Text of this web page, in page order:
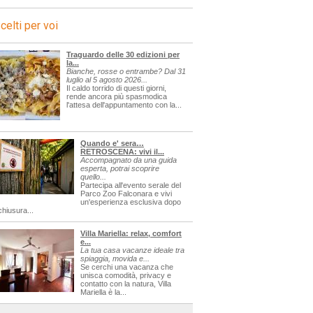
per voi
Traguardo delle 30 edizioni per
la...
Bianche, rosse o entrambe? Dal 31
luglio al 5 agosto 2026...
Il caldo torrido di questi giorni,
rende ancora più spasmodica
l'attesa dell'appuntamento con la...
Quando e' sera…
RETROSCENA: vivi il...
Accompagnato da una guida
esperta, potrai scoprire
quello...
Partecipa all'evento serale del
Parco Zoo Falconara e vivi
un'esperienza esclusiva dopo
Villa Mariella: relax, comfort
e...
La tua casa vacanze ideale tra
spiaggia, movida e...
Se cerchi una vacanza che
unisca comodità, privacy e
contatto con la natura, Villa
Mariella è la...